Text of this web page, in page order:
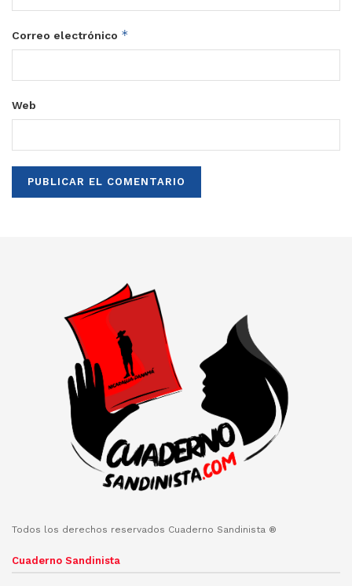
Correo electrónico *
Web
Todos los derechos reservados Cuaderno Sandinista ®
Cuaderno Sandinista